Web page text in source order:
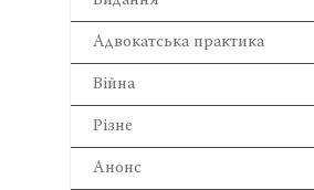
Адвокатська практика
Війна
Різне
Анонс